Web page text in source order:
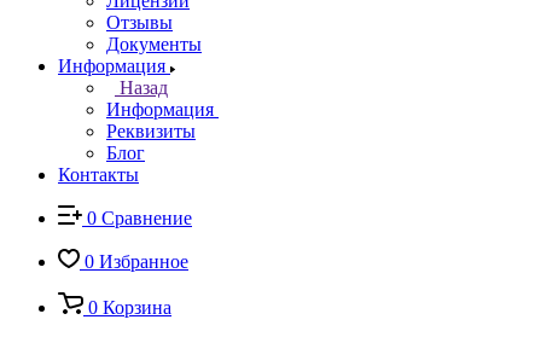
Отзывы
Документы
Информация
Назад
Информация
Реквизиты
Блог
Контакты
0 Сравнение
0 Избранное
0 Корзина